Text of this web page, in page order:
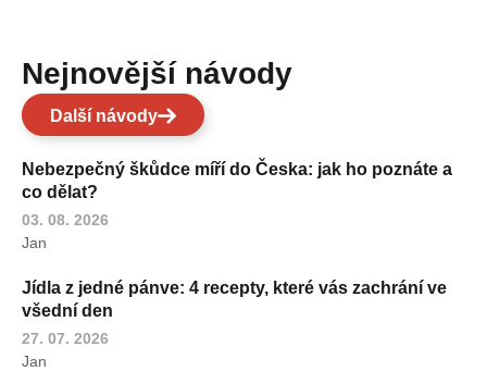
Nejnovější návody
Další návody
Nebezpečný škůdce míří do Česka: jak ho poznáte a
co dělat?
03. 08. 2026
Jan
Jídla z jedné pánve: 4 recepty, které vás zachrání ve
všední den
27. 07. 2026
Jan